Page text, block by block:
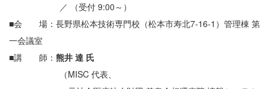
／ （受付 9:00～）
■会 場：長野県松本技術専門校（松本市寿北7-16-1）管理棟 第
一会議室
■講 師： 熊井 達 氏
（MISC 代表、